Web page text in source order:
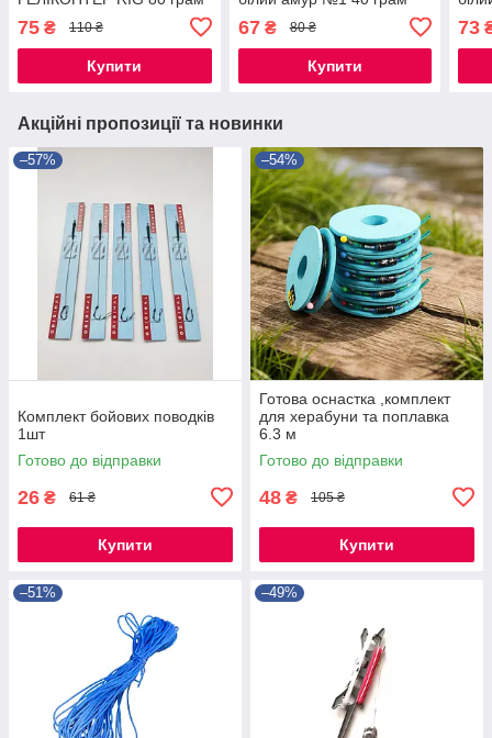
75 ₴ 110 ₴
Купити
67₴ 80 ₴
Купити
73
Акційні пропозиції та новинки
–57%
Комплект бойових поводків
1шт
Готово до відправки
26 ₴ 61 ₴
Купити
–54%
Готова оснастка ,комплект
для херабуни та поплавка
6.3 м
Готово до відправки
48 ₴ 105 ₴
Купити
–51% –49%